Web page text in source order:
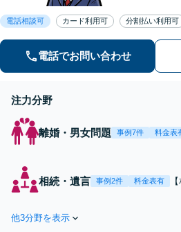
ご依頼者
聴き取り
解決策
電話相談可 カード利用可 分割払い利用可
電話でお問い合わせ
注力分野
離婚・男女問題 事例7件 料金表
相続・遺言 事例2件 料金表有
他3分野を表示